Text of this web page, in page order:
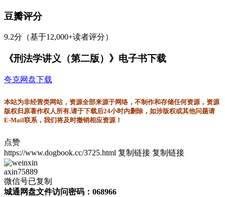
豆瓣评分
9.2分（基于12,000+读者评分）
《刑法学讲义（第二版）》电子书下载
夸克网盘下载
本站为非经营类网站，资源全部来源于网络，不制作和存储任何资源，资源
版权归原著作权人所有,请于下载后24小时内删除，如涉版权或其他问题请
E-Mail联系，我们将及时撤销相应资源！
点赞
https://www.dogbook.cc/3725.html 复制链接 复制链接
axin75889
微信号已复制
城通网盘文件访问密码：068966